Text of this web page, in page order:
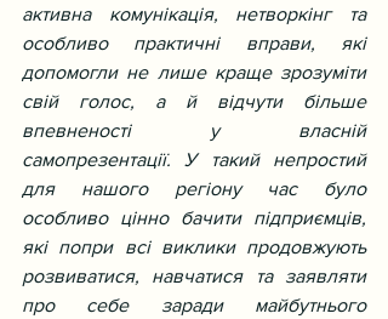
активна комунікація, нетворкінг та
особливо практичні вправи, які
допомогли не лише краще зрозуміти
свій голос, а й відчути більше
впевненості у власній
самопрезентації. У такий непростий
для нашого регіону час було
особливо цінно бачити підприємців,
які попри всі виклики продовжують
розвиватися, навчатися та заявляти
про себе заради майбутнього